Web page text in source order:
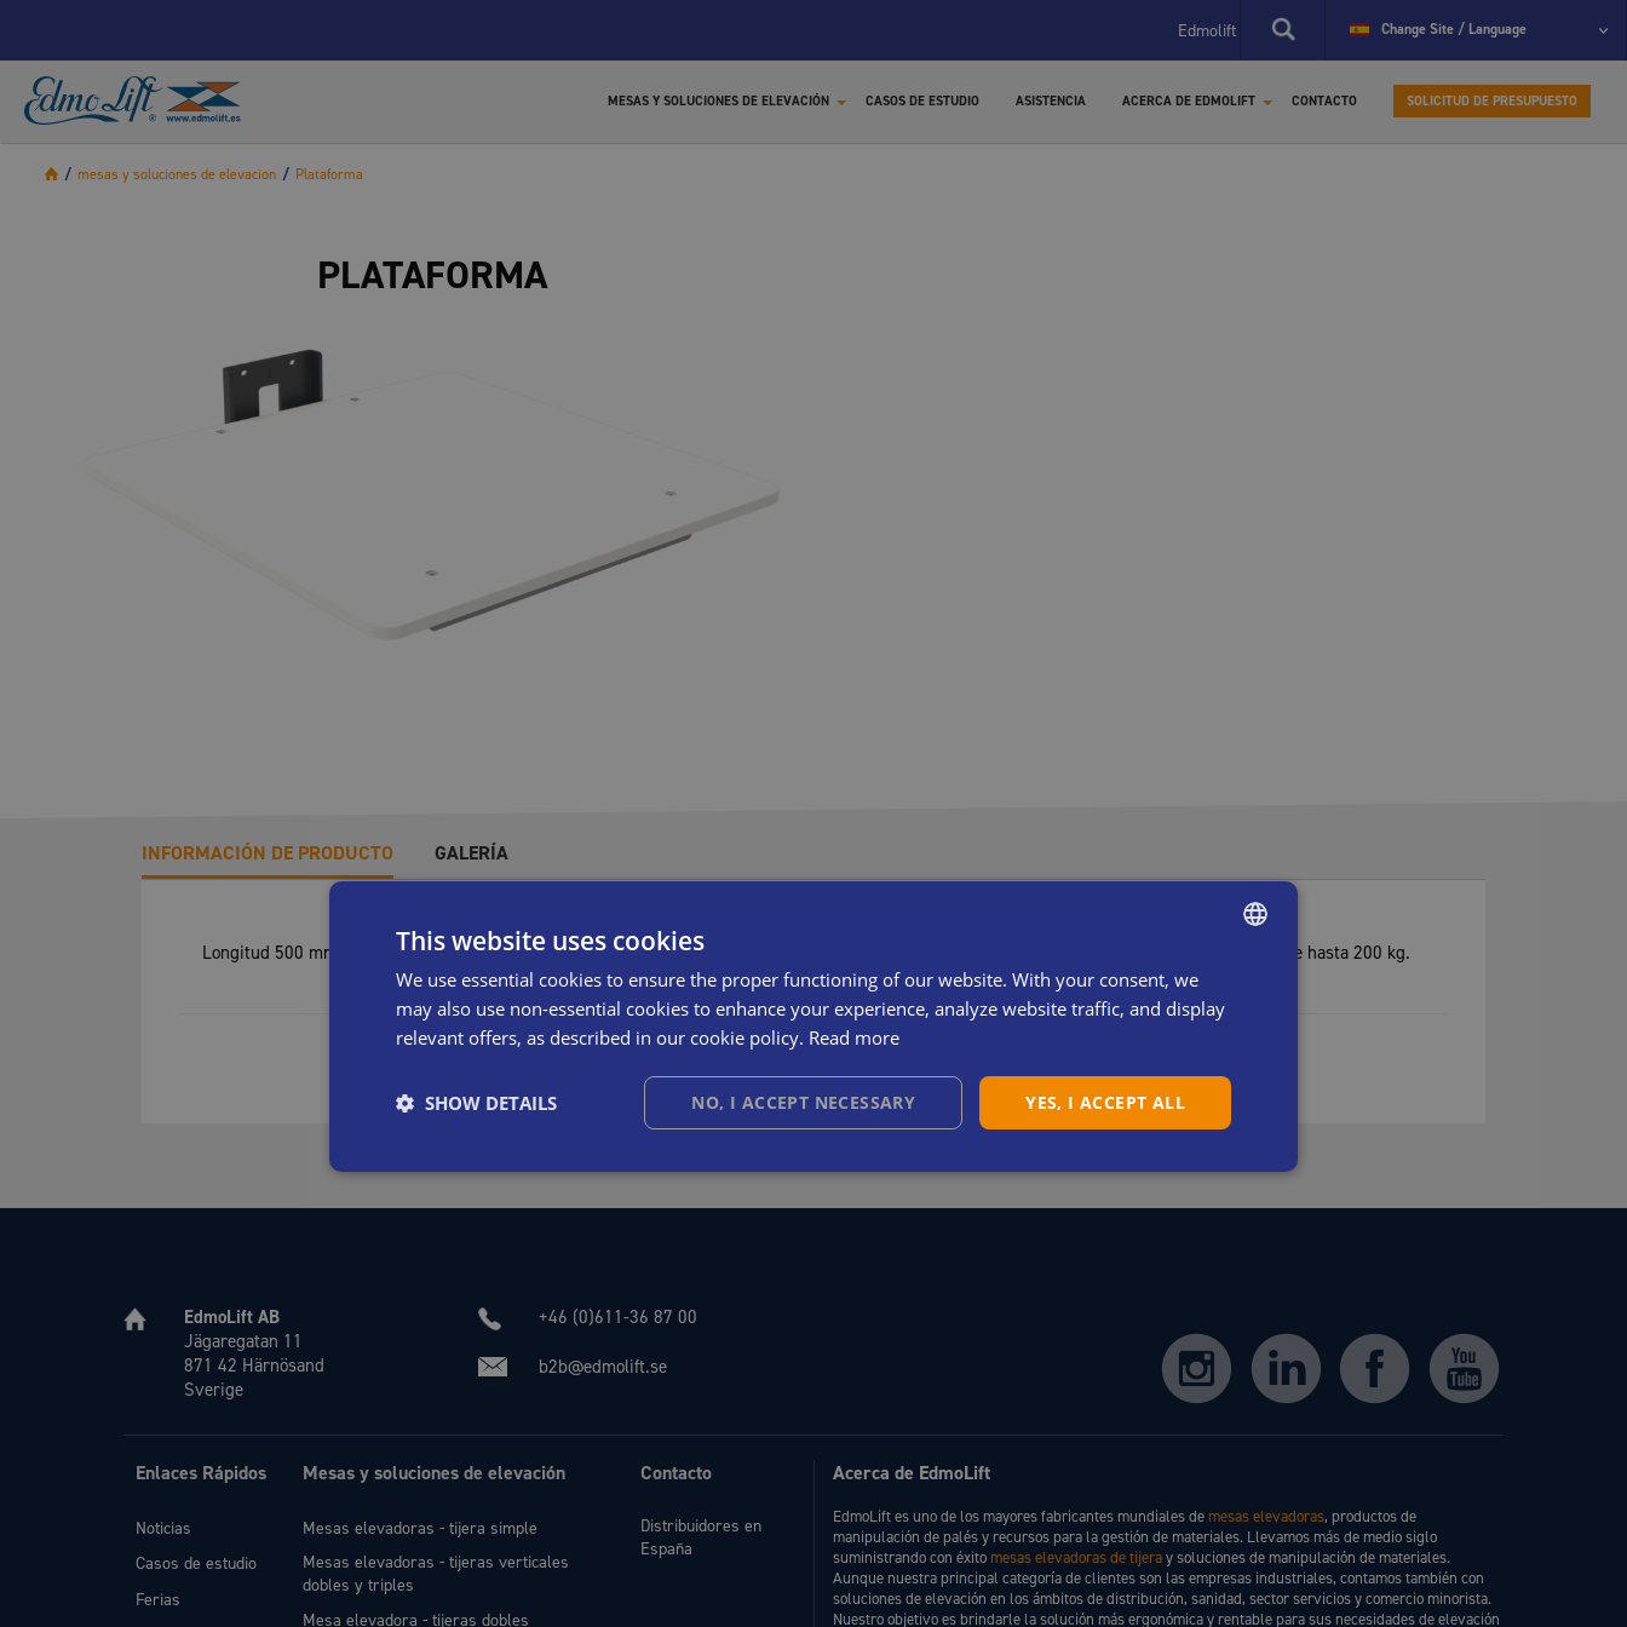
Change Site / Language
Edmolift 4.0, la mayor inversión en la historia de la compañía
MESAS Y SOLUCIONES DE ELEVACIÓN CASOS DE ESTUDIO ASISTENCIA ACERCA DE EDMOLIFT CONTACTO SOLICITUD DE PRESUPUESTO
/ mesas y soluciones de elevacion / Plataforma
PLATAFORMA
INFORMACIÓN DE PRODUCTO GALERÍA
Longitud 500 mm, anchura 500 mm, disponible en otras dimensiones. Disponible en acero inoxidable y plástico HDPE con capacidad de carga de hasta 200 kg.
EdmoLift AB
Jägaregatan 11
871 42 Härnösand
Sverige
+46 (0)611-36 87 00
b2b@edmolift.se
Enlaces Rápidos
Noticias
Casos de estudio
Ferias
Mesas y soluciones de elevación
Mesas elevadoras - tijera simple
Mesas elevadoras - tijeras verticales
dobles y triples
Mesa elevadora - tijeras dobles
Contacto
Distribuidores en
España
Acerca de EdmoLift
EdmoLift es uno de los mayores fabricantes mundiales de mesas elevadoras, productos de
manipulación de palés y recursos para la gestión de materiales. Llevamos más de medio siglo
suministrando con éxito mesas elevadoras de tijeray soluciones de manipulación de materiales.
Aunque nuestra principal categoría de clientes son las empresas industriales, contamos también con
soluciones de elevación en los ámbitos de distribución, sanidad, sector servicios y comercio minorista.
Nuestro objetivo es brindarle la solución más ergonómica y rentable para sus necesidades de elevación
ENGLISH
SWEDISH
This website uses cookies
We use essential cookies to ensure the proper functioning of our website. With your consent, we
may also use non-essential cookies to enhance your experience, analyze website traffic, and display
relevant offers, as described in our cookie policy. Read more
YES, I ACCEPT ALL
NO, I ACCEPT NECESSARY
SHOW DETAILS